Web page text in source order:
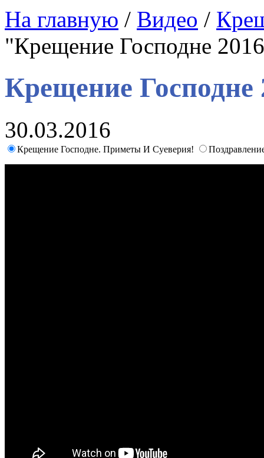
На главную / Видео /
"Крещение Господне
Крещение Господне
30.03.2016
Крещение Господне. Приметы И Суеверия!